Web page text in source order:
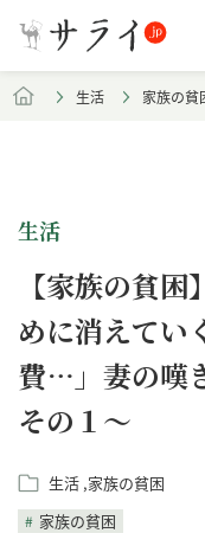
生活 家族の貧
生活
【家族の貧
めに消えてい
費…」妻の嘆
その１～
生活 家族の貧困
家族の貧困